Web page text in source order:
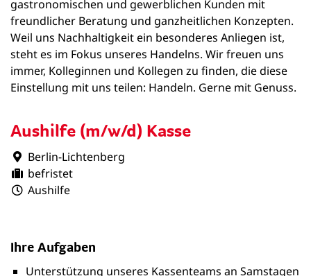
Aushilfe (m/w/d) Kasse
Berlin-Lichtenberg
befristet
Aushilfe
gastronomischen und gewerblichen Kunden mit
freundlicher Beratung und ganzheitlichen Konzepten.
Weil uns Nachhaltigkeit ein besonderes Anliegen ist,
steht es im Fokus unseres Handelns. Wir freuen uns
immer, Kolleginnen und Kollegen zu finden, die diese
Einstellung mit uns teilen: Handeln. Gerne mit Genuss.
Ihre Aufgaben
Unterstützung unseres Kassenteams an Samstagen